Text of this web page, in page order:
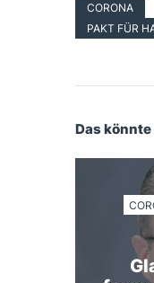
CORONA
PAKT FÜR
Das